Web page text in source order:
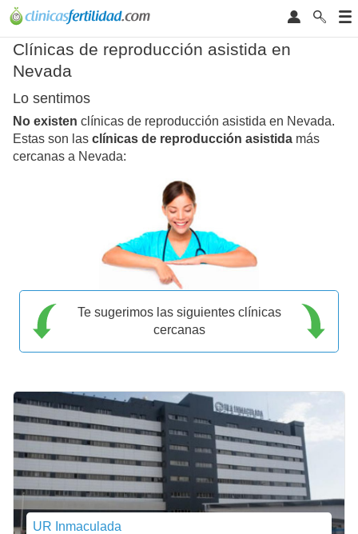
Clínicas de reproducción asistida en
Nevada
Lo sentimos
No existen clínicas de reproducción asistida en Nevada.
Estas son las clínicas de reproducción asistida más
cercanas a Nevada:
Te sugerimos las siguientes clínicas
cercanas
UR Inmaculada